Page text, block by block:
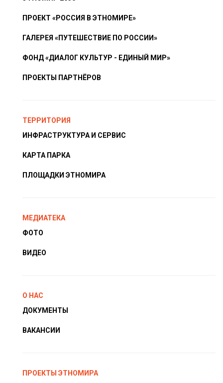
ПРОЕКТ «РОССИЯ В ЭТНОМИРЕ»
ГАЛЕРЕЯ «ПУТЕШЕСТВИЕ ПО РОССИИ»
ФОНД «ДИАЛОГ КУЛЬТУР - ЕДИНЫЙ МИР»
ПРОЕКТЫ ПАРТНЁРОВ
ТЕРРИТОРИЯ
ИНФРАСТРУКТУРА И СЕРВИС
КАРТА ПАРКА
ПЛОЩАДКИ ЭТНОМИРА
МЕДИАТЕКА
ФОТО
ВИДЕО
О НАС
ДОКУМЕНТЫ
ВАКАНСИИ
ПРОЕКТЫ ЭТНОМИРА